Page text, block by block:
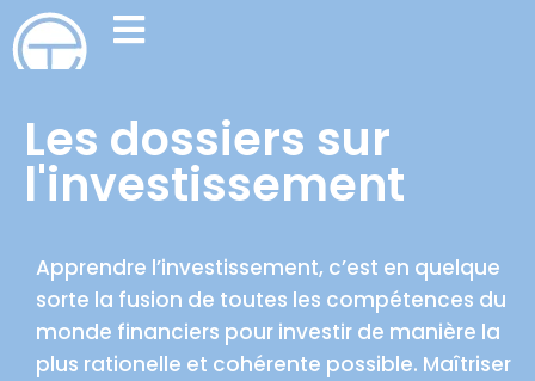
Les dossiers sur
l'investissement
Apprendre l’investissement, c’est en quelque
sorte la fusion de toutes les compétences du
monde financiers pour investir de manière la
plus rationelle et cohérente possible. Maîtriser